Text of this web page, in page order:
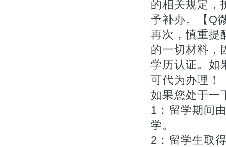
的相关规定，
予补办。【Q
再次，慎重提
的一切材料，
学历认证。如
可代为办理！
如果您处于一
1：留学期间
学。
2：留学生取